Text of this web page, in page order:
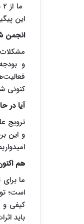
این پیگیری ها سال ۹۴، روز ۱۹ آبان در
انجمن
و
کنونی
آیا در
ترویج
و این
هم
ما
است؛
کیفی و
باید